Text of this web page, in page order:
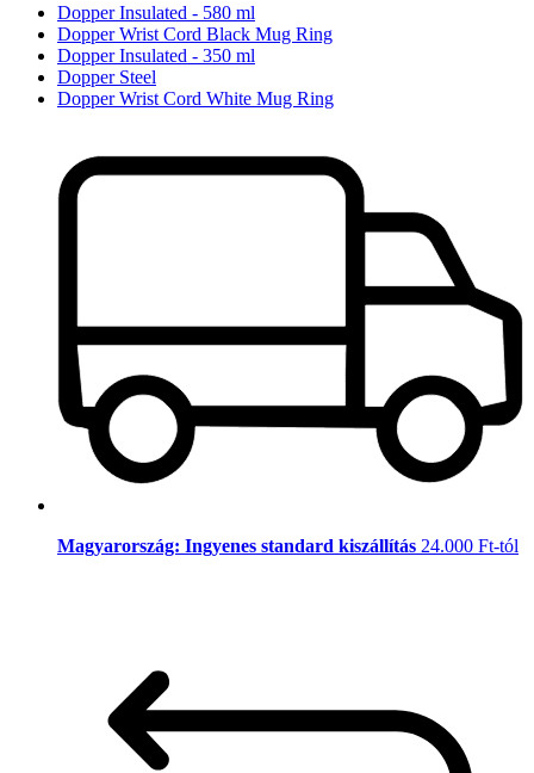
Dopper Insulated - 580 ml
Dopper Wrist Cord Black Mug Ring
Dopper Insulated - 350 ml
Dopper Steel
Dopper Wrist Cord White Mug Ring
Magyarország: Ingyenes standard kiszállítás 24.000 Ft-tól